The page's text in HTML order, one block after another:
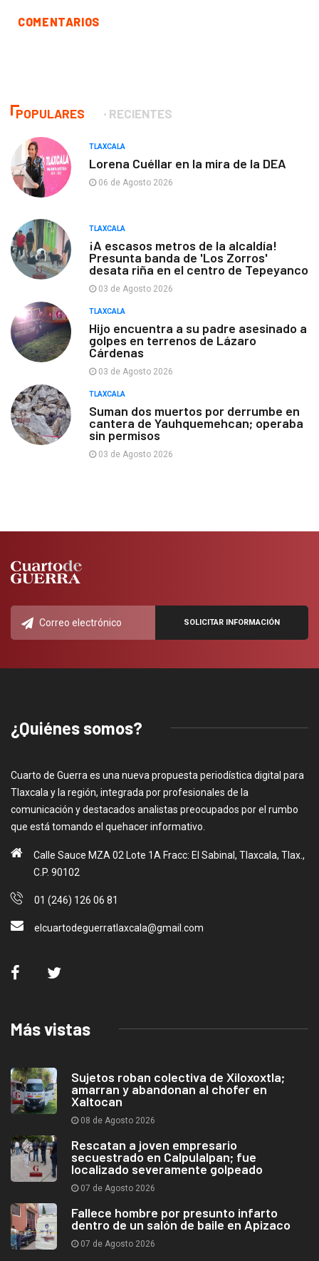
COMENTARIOS
POPULARES RECIENTES
TLAXCALA
Lorena Cuéllar en la mira de la DEA
06 de Agosto 2026
TLAXCALA
¡A escasos metros de la alcaldía!
Presunta banda de 'Los Zorros'
desata riña en el centro de Tepeyanco
03 de Agosto 2026
TLAXCALA
Hijo encuentra a su padre asesinado a
golpes en terrenos de Lázaro
Cárdenas
03 de Agosto 2026
TLAXCALA
Suman dos muertos por derrumbe en
cantera de Yauhquemehcan; operaba
sin permisos
03 de Agosto 2026
¿Quiénes somos?
Cuarto de Guerra es una nueva propuesta periodística digital para
Tlaxcala y la región, integrada por profesionales de la
comunicación y destacados analistas preocupados por el rumbo
que está tomando el quehacer informativo.
Calle Sauce MZA 02 Lote 1A Fracc: El Sabinal, Tlaxcala, Tlax.,
C.P. 90102
01 (246) 126 06 81
elcuartodeguerratlaxcala@gmail.com
Más vistas
Sujetos roban colectiva de Xiloxoxtla;
amarran y abandonan al chofer en
Xaltocan
08 de Agosto 2026
Rescatan a joven empresario
secuestrado en Calpulalpan; fue
localizado severamente golpeado
07 de Agosto 2026
Fallece hombre por presunto infarto
dentro de un salón de baile en Apizaco
07 de Agosto 2026